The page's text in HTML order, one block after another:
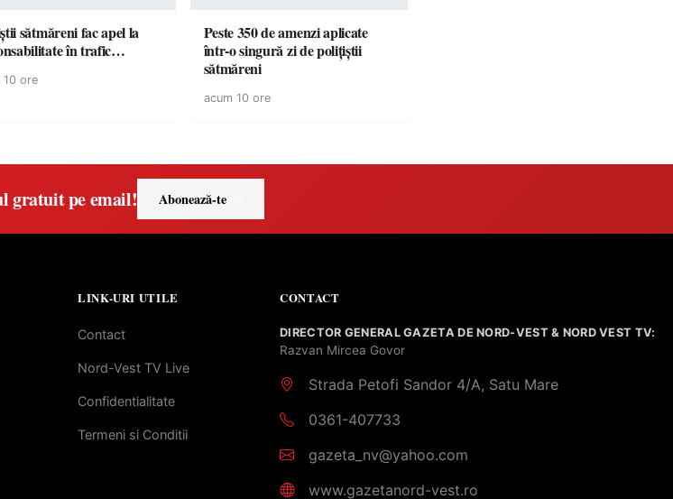
sătmăreni fac apel la
responsabilitate în trafic…
10 ore
Peste 350 de amenzi aplicate
într-o singură zi de polițiștii
sătmăreni
acum 10 ore
gratuit pe email! Abonează-te
LINK-URI UTILE
Contact
Nord-Vest TV Live
Confidentialitate
Termeni si Conditii
CONTACT
DIRECTOR GENERAL GAZETA DE NORD-VEST & NORD VEST TV:
Razvan Mircea Govor
Strada Petofi Sandor 4/A, Satu Mare
0361-407733
gazeta_nv@yahoo.com
www.gazetanord-vest.ro